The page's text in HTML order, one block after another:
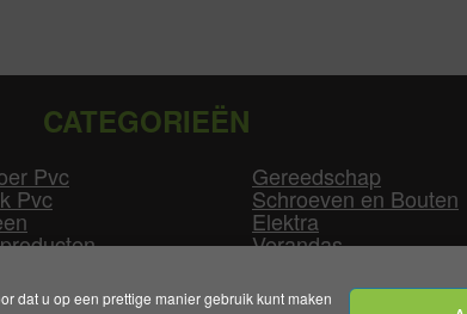
dat u op een prettige manier gebruik kunt maken
CATEGORIEËN
Pvc
Pvc
producten
Gereedschap
Schroeven en Bouten
Elektra
Verandas
Overige